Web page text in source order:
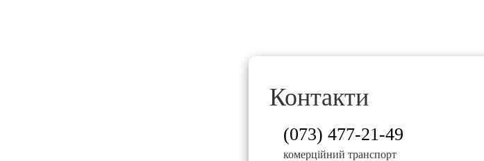
7+ років успішної роботи на ринку автопрокату України.
Оформлення оренди від 5 хвилин без зайвої бюрократії.
Контакти
(073) 477-21-49
комерційний транспорт